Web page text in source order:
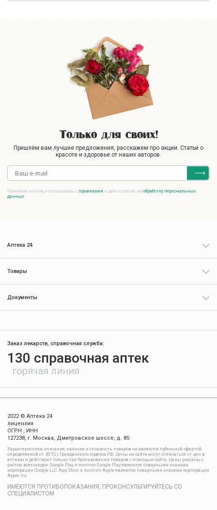
Только для своих!
Пришлём вам лучшие предложения, расскажем про акции. Статьи о
красоте и здоровье от наших авторов.
Нажимая кнопку, я соглашаюсь с правилами и даю согласие на обработку персональных
данных
Аптека 24
Товары
Документы
Заказ лекарств, справочная служба:
130 справочная аптек
горячая линия
2022 © Аптека 24
лицензия
ОГРН , ИНН
127238, г. Москва, Дмитровское шоссе, д. 85
Xарактеристики, описание, наличие и стоимость товаров не являются публичной офертой,
определяемой ст. 437(2) Гражданского кодекса РФ. Цены на сайте могут отличаться от цен в
аптеках и действуют только при бронировании товаров с помощью сайта. Цены указаны с
учётом всех скидок. Google Play и логотип Google Play являются товарными знаками
корпорации Google LLC. App Store и логотип Apple являются товарными знаками корпорации
Apple Inc.
ИМЕЮТСЯ ПРОТИВОПОКАЗАНИЯ, ПРОКОНСУЛЬТИРУЙТЕСЬ СО
СПЕЦИАЛИСТОМ